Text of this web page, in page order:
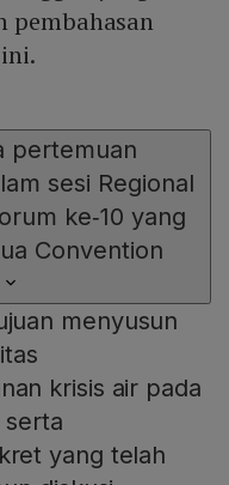
pembahasan
pertemuan
sesi Regional
ke‑10 yang
Convention
menyusun
krisis air pada
yang telah